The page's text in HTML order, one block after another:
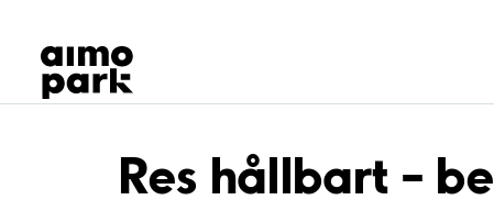
Hitta parkering
Samarbete
Kundservice
Om Aimo Park
Res hållbart –